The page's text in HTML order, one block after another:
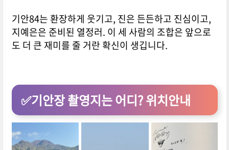
기안84는 환장하게 웃기고, 진은 든든하고 진심이고,
지예은은 준비된 열정러. 이 세 사람의 조합은 앞으로
도 더 큰 재미를 줄 거란 확신이 생깁니다.
✅기안장 촬영지는 어디? 위치안내